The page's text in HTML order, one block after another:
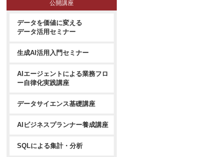
公開講座
データを価値に変える
データ活用セミナー
生成AI活用入門セミナー
AIエージェントによる業務フロ
ー自律化実践講座
データサイエンス基礎講座
AIビジネスプランナー養成講座
SQLによる集計・分析